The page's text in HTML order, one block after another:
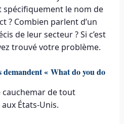
le nom de
? Combien parlent d’un
de leur secteur ? Si c’est
trouvé votre problème.
demandent « What do you do
cauchemar de tout
États-Unis.